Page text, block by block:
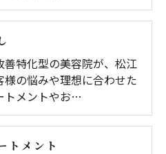
善特化型の美容院が、松江
様の悩みや理想に合わせた
トメントやお…
トメント